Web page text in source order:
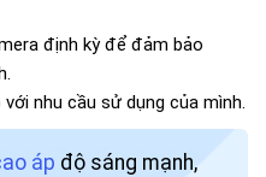
định kỳ để đảm bảo
nhu cầu sử dụng của mình.
áp độ sáng mạnh,